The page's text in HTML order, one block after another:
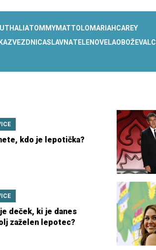
THALIATOMMYMATTOLO MARIAH CAREY
ZVEZDNICASLAVNATELENOVELAOBOŽEVALCI
kdo je lepotička?
deček, ki je danes
zaželen lepotec?